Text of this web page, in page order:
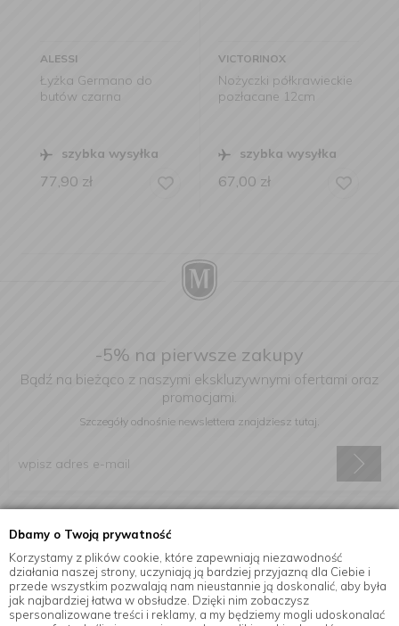
Dbamy o Twoją prywatność
Korzystamy z plików cookie, które zapewniają niezawodność
działania naszej strony, uczyniają ją bardziej przyjazną dla Ciebie i
przede wszystkim pozwalają nam nieustannie ją doskonalić, aby była
jak najbardziej łatwa w obsłudze. Dzięki nim zobaczysz
spersonalizowane treści i reklamy, a my będziemy mogli udoskonalać
ALESSI
Łyżka Germano do
butów czarna
szybka wysyłka
77,90 zł
VICTORINOX
Nożyczki półkrawieckie
pozłacane 12cm
szybka wysyłka
67,00 zł
-5% na pierwsze zakupy
Bądź na bieżąco z naszymi ekskluzywnymi ofertami oraz
promocjami.
Szczegóły odnośnie newslettera znajdziesz tutaj.
elektroniczną na podany adres e-mail.
Informacje